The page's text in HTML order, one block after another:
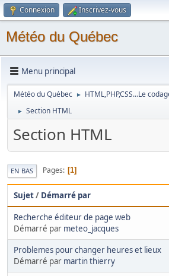
Connexion Inscrivez-vous
Météo du Québec
Menu principal
Météo du Québec ► HTML,PHP,CSS...Le
► Section HTML
Section HTML
EN BAS Pages 1
Sujet/ Démarré par
Recherche éditeur de page web
Démarré par meteo_jacques
Problemes pour changer heures et lieux
Démarré par martin thierry